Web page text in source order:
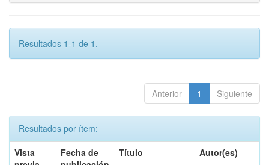
Resultados 1-1 de 1.
Anterior 1 Siguiente
Resultados por ítem:
Vista
Fecha de
Título Autor(es)